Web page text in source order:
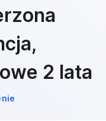
2 lata